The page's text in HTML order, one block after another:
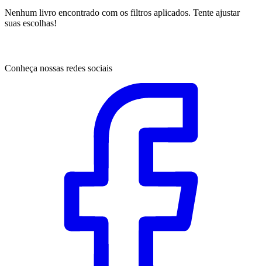
Nenhum livro encontrado com os filtros aplicados. Tente ajustar
suas escolhas!
Conheça nossas redes sociais